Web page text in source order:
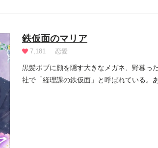
鉄仮面のマリア
7,181 恋愛
黒髪ボブに顔を隠す大きなメガネ、野暮っ
社で「経理課の鉄仮面」と呼ばれている。